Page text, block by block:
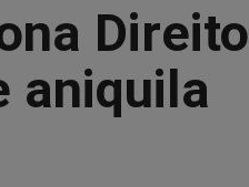
Direito
aniquila